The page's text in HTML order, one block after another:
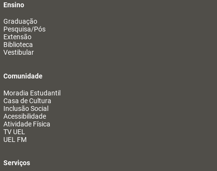
Ensino
Graduação
Pesquisa/Pós
Extensão
Biblioteca
Vestibular
Comunidade
Moradia Estudantil
Casa de Cultura
Inclusão Social
Acessibilidade
Atividade Física
TV UEL
UEL FM
Serviços